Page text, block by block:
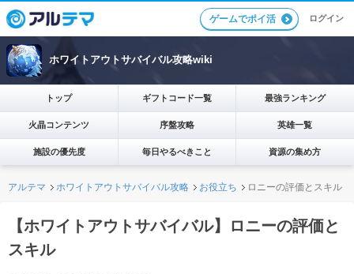
ゲームでポイ活 ログイン
ホワイトアウトサバイバル攻略wiki
トップ ギフトコード一覧 最強ランキング
火晶コンテンツ 序盤攻略 英雄一覧
施設の優先度 毎日やるべきこと 資源の集め方
アルテマ ホワイトアウトサバイバル攻略 お役立ち ロニーの評価とスキル
【ホワイトアウトサバイバル】ロニーの評価と
スキル